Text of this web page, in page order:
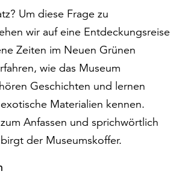
Um diese Frage zu
wir auf eine Entdeckungsreise
Zeiten im Neuen Grünen
wie das Museum
Geschichten und lernen
Materialien kennen.
Anfassen und sprichwörtlich
der Museumskoffer.